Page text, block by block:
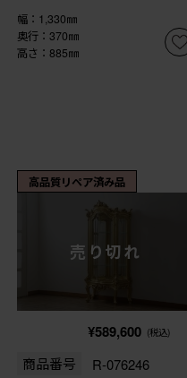
幅：1,330㎜
奥行：370㎜
高さ：885㎜
高品質リペア済み品
売り切れ
¥589,600 (税込)
商品番号 R-076246